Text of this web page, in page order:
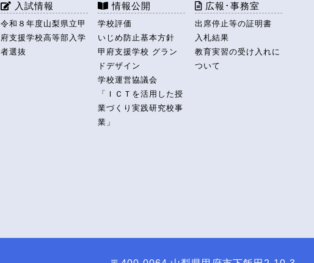
入試情報
令和８年度山梨県立甲
府支援学校高等部入学
者選抜
情報公開
学校評価
いじめ防止基本方針
甲府支援学校 グラン
ドデザイン
学校運営協議会
「ＩＣＴを活用した授
業づくり実践研究校事
業」
広報･事務室
出席停止等の証明書
入札結果
教育実習の受け入れに
ついて